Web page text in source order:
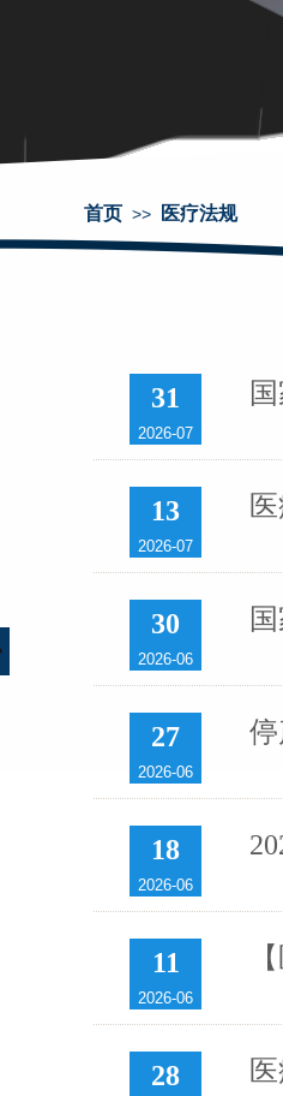
首页 >> 医疗法规
31
2026-07
13
2026-07
30
2026-06
27
2026-06
18
2026-06
11
2026-06
28